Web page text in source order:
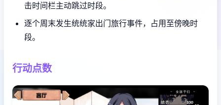
击时间栏主动跳过时段。
逐个周末发生统统家出门旅行事件，占用至傍晚时
段。
行动点数